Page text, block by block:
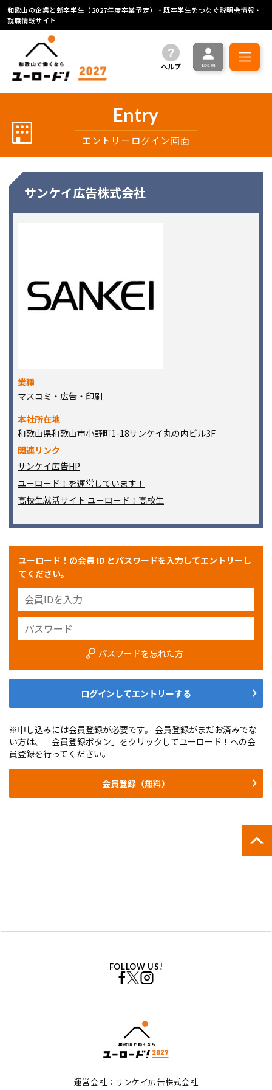
和歌山の企業と新卒学生（2027年度卒業予定）・既卒学生をつなぐ説明会情報・
就職情報サイト
ヘルプ
Entry
エントリーログイン画面
サンケイ広告株式会社
業種
マスコミ・広告・印刷
本社所在地
和歌山県和歌山市小野町1-18サンケイ丸の内ビル3F
関連リンク
サンケイ広告HP
ユーロード！を運営しています！
高校生就活サイト ユーロード！高校生
ユーロード！の会員 ID とパスワードを入力してエントリーし
てください。
パスワードを忘れた方
ログインしてエントリーする
※申し込みには会員登録が必要です。 会員登録がまだお済みでな
い方は、「会員登録ボタン」をクリックしてユーロード！への会
員登録を行ってください。
会員登録（無料）
FOLLOW US!
運営会社：サンケイ広告株式会社